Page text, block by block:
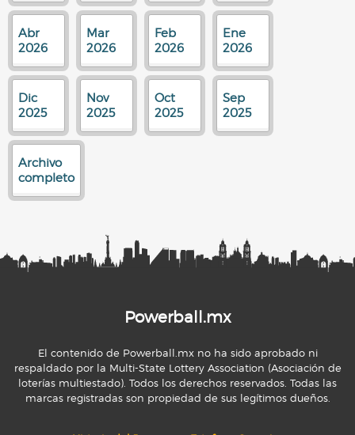
Abr
2026
Mar
2026
Feb
2026
Ene
2026
Dic
2025
Nov
2025
Oct
2025
Sep
2025
Archivo
completo
Powerball.mx
El contenido de Powerball.mx no ha sido aprobado ni
respaldado por la Multi-State Lottery Association (Asociación de
loterías multiestado). Todos los derechos reservados. Todas las
marcas registradas son propiedad de sus legítimos dueños.